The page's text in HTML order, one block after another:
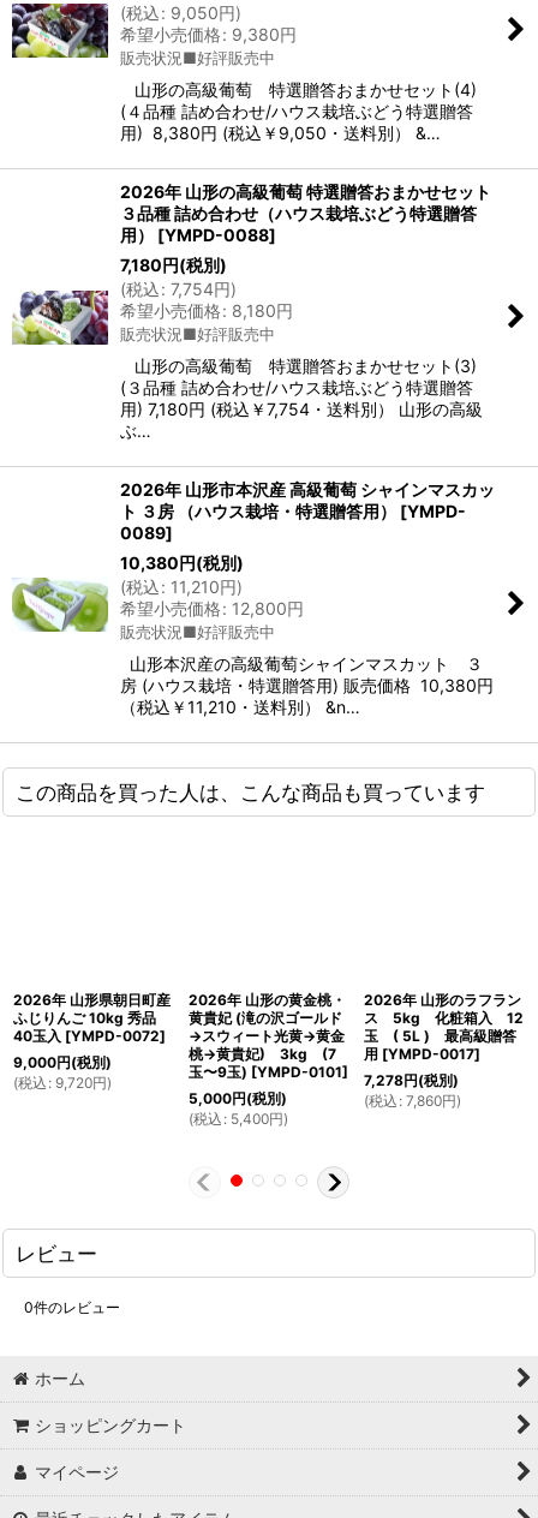
(税込: 9,050円)
希望小売価格: 9,380円
販売状況■好評販売中
山形の高級葡萄 特選贈答おまかせセット(4)
(４品種 詰め合わせ/ハウス栽培ぶどう特選贈答
用) 8,380円 (税込￥9,050・送料別） &…
2026年 山形の高級葡萄 特選贈答おまかせセット
３品種 詰め合わせ（ハウス栽培ぶどう特選贈答
用）
[YMPD-0088]
7,180円(税別)
(税込: 7,754円)
希望小売価格: 8,180円
販売状況■好評販売中
山形の高級葡萄 特選贈答おまかせセット(3)
(３品種 詰め合わせ/ハウス栽培ぶどう特選贈答
用) 7,180円 (税込￥7,754・送料別） 山形の高級
ぶ…
2026年 山形市本沢産 高級葡萄 シャインマスカッ
ト ３房 （ハウス栽培・特選贈答用）
[YMPD-
0089]
10,380円(税別)
(税込: 11,210円)
希望小売価格: 12,800円
販売状況■好評販売中
山形本沢産の高級葡萄シャインマスカット ３
房 (ハウス栽培・特選贈答用) 販売価格 10,380円
（税込￥11,210・送料別） &n…
この商品を買った人は、こんな商品も買っています
2026年 山形県朝日町産
ふじりんご 10kg 秀品
40玉入 [YMPD-0072]
9,000円(税別)
(税込 : 9,720円)
2026年 山形の黄金桃・
黄貴妃 (滝の沢ゴールド
→スウィート光黄→黄金
桃→黄貴妃) 3kg (7
玉〜9玉) [YMPD-0101]
5,000円(税別)
(税込 : 5,400円)
2026年 山形のラフラン
ス 5kg 化粧箱入 12
玉 ( 5L ) 最高級贈答
用 [YMPD-0017]
7,278円(税別)
(税込 : 7,860円)
レビュー
0件のレビュー
ホーム
ショッピングカート
マイページ